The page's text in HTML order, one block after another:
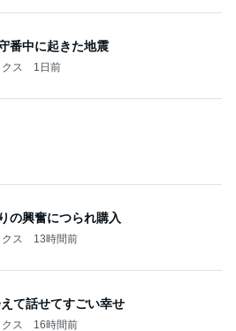
した結果
りでいっぱい入るバッグ
ス 1日前
えたかった小鳥のヨウ素
ス 1日前